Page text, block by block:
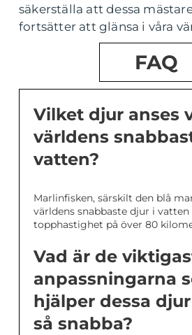
säkerställa att dessa
fortsätter att glänsa i våra
FAQ
Vilket djur anses
världens
vatten?
Marlinfisken, särskilt den blå
världens snabbaste djur i vatten
topphastighet på över 80
Vad är de
anpassningarna
hjälper dessa
så snabba?